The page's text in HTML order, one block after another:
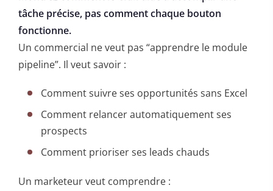
tâche précise, pas comment chaque bouton
fonctionne.
Un commercial ne veut pas “apprendre le module
pipeline”. Il veut savoir :
Comment suivre ses opportunités sans Excel
Comment relancer automatiquement ses
prospects
Comment prioriser ses leads chauds
Un marketeur veut comprendre :